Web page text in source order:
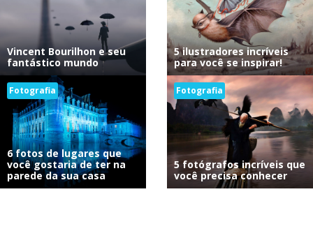
Vincent Bourilhon e seu
fantástico mundo
5 ilustradores incríveis
para você se inspirar!
Fotografia
6 fotos de lugares que
você gostaria de ter na
parede da sua casa
Fotografia
5 fotógrafos incríveis que
você precisa conhecer